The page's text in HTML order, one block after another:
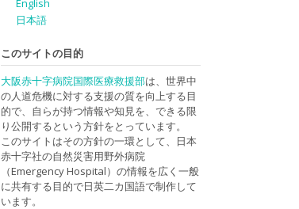
English
日本語
このサイトの目的
大阪赤十字病院国際医療救援部は、世界中
の人道危機に対する支援の質を向上する目
的で、自らが持つ情報や知見を、できる限
り公開するという方針をとっています。
このサイトはその方針の一環として、日本
赤十字社の自然災害用野外病院
（Emergency Hospital）の情報を広く一般
に共有する目的で日英二カ国語で制作して
います。